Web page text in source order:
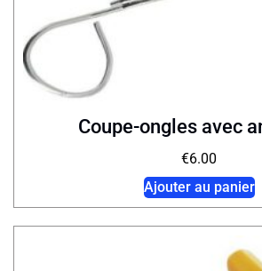
Coupe-ongles avec
€6.00
Ajouter au panier